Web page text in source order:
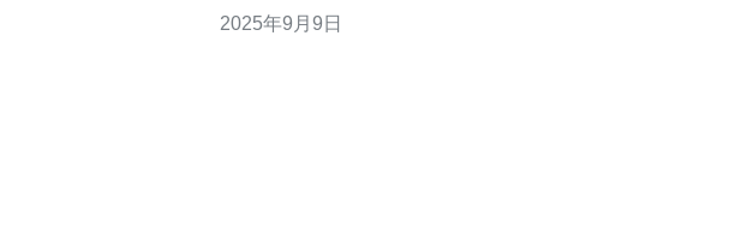
与建议，帮助企业选择合适的服务器托管服务。 以下是我
2025年9月9日